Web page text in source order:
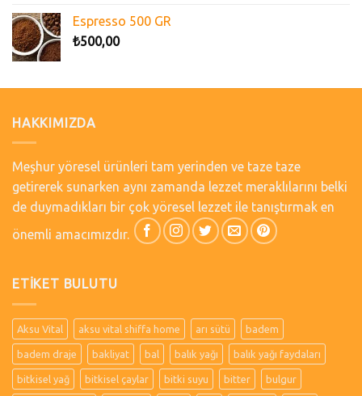
Espresso 500 GR
₺500,00
HAKKIMIZDA
Meşhur yöresel ürünleri tam yerinden ve taze taze
getirerek sunarken aynı zamanda lezzet meraklılarını belki
de duymadıkları bir çok yöresel lezzet ile tanıştırmak en
önemli amacımızdır.
ETIKET BULUTU
Aksu Vital aksu vital shiffa home arı sütü badem
badem draje bakliyat bal balık yağı balık yağı faydaları
bitkisel yağ bitkisel çaylar bitki suyu bitter bulgur